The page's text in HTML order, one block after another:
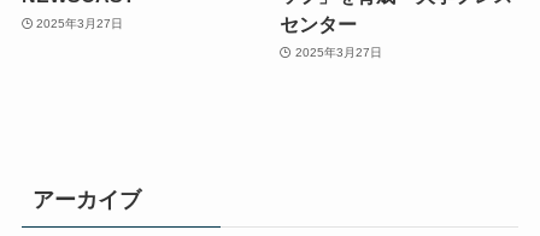
2025年3月27日
センター
2025年3月27日
アーカイブ